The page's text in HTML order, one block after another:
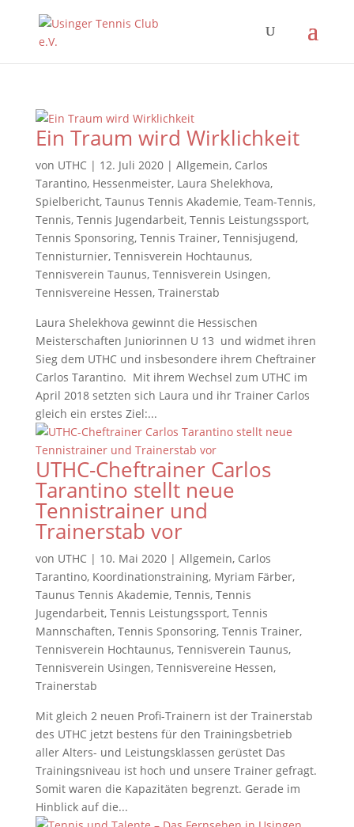
Ein Traum wird Wirklichkeit
von UTHC| 12. Juli 2020| Allgemein, Carlos
Tarantino, Hessenmeister, Laura Shelekhova,
Spielbericht, Taunus Tennis Akademie, Team-Tennis,
Tennis, Tennis Jugendarbeit, Tennis Leistungssport,
Tennis Sponsoring, Tennis Trainer, Tennisjugend,
Tennisturnier, Tennisverein Hochtaunus,
Tennisverein Taunus, Tennisverein Usingen,
Tennisvereine Hessen, Trainerstab
Laura Shelekhova gewinnt die Hessischen
Meisterschaften Juniorinnen U 13 und widmet ihren
Sieg dem UTHC und insbesondere ihrem Cheftrainer
Carlos Tarantino. Mit ihrem Wechsel zum UTHC im
April 2018 setzten sich Laura und ihr Trainer Carlos
gleich ein erstes Ziel:...
UTHC-Cheftrainer Carlos
Tarantino stellt neue
Tennistrainer und
Trainerstab vor
von UTHC| 10. Mai 2020| Allgemein, Carlos
Tarantino, Koordinationstraining, Myriam Färber,
Taunus Tennis Akademie, Tennis, Tennis
Jugendarbeit, Tennis Leistungssport, Tennis
Mannschaften, Tennis Sponsoring, Tennis Trainer,
Tennisverein Hochtaunus, Tennisverein Taunus,
Tennisverein Usingen, Tennisvereine Hessen,
Trainerstab
Mit gleich 2 neuen Profi-Trainern ist der Trainerstab
des UTHC jetzt bestens für den Trainingsbetrieb
aller Alters- und Leistungsklassen gerüstet Das
Trainingsniveau ist hoch und unsere Trainer gefragt.
Somit waren die Kapazitäten begrenzt. Gerade im
Hinblick auf die...